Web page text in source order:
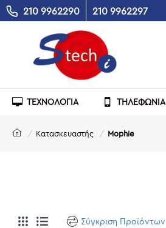
210 9962290 210 9962297
ΤΕΧΝΟΛΟΓΙΑ ΤΗΛΕΦΩΝΙΑ
Κατασκευαστής Mophie
Σύγκριση Προϊόντων